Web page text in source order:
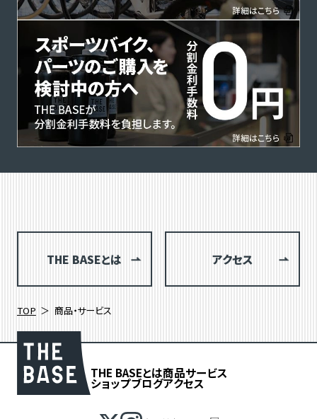
THE BASEとは アクセス
TOP 商品・サービス
THE BASEとは商品サービス
ショップブログアクセス